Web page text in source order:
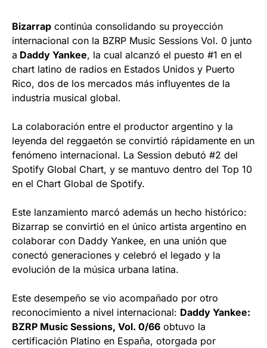
Bizarrap continúa consolidando su proyección
internacional con la BZRP Music Sessions Vol. 0 junto
a Daddy Yankee, la cual alcanzó el puesto #1 en el
chart latino de radios en Estados Unidos y Puerto
Rico, dos de los mercados más influyentes de la
industria musical global.
La colaboración entre el productor argentino y la
leyenda del reggaetón se convirtió rápidamente en un
fenómeno internacional. La Session debutó #2 del
Spotify Global Chart, y se mantuvo dentro del Top 10
en el Chart Global de Spotify.
Este lanzamiento marcó además un hecho histórico:
Bizarrap se convirtió en el único artista argentino en
colaborar con Daddy Yankee, en una unión que
conectó generaciones y celebró el legado y la
evolución de la música urbana latina.
Este desempeño se vio acompañado por otro
reconocimiento a nivel internacional: Daddy Yankee:
BZRP Music Sessions, Vol. 0/66 obtuvo la
certificación Platino en España, otorgada por